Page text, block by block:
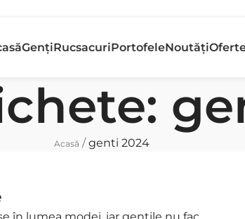
de zile
GențiRucsacuriPortofeleNoutăți
Acasă /genti 2024